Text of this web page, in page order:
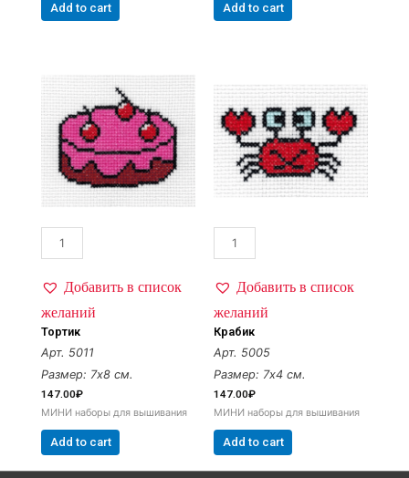
Add to cart Add to cart
Добавить в список
желаний
Тортик
Арт. 5011
Размер: 7х8 см.
147.00₽
МИНИ наборы для вышивания
Add to cart
Добавить в список
желаний
Крабик
Арт. 5005
Размер: 7х4 см.
147.00₽
МИНИ наборы для вышивания
Add to cart